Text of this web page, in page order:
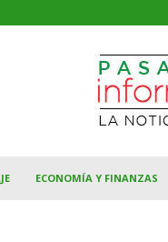
ECONOMÍA Y FINANZAS